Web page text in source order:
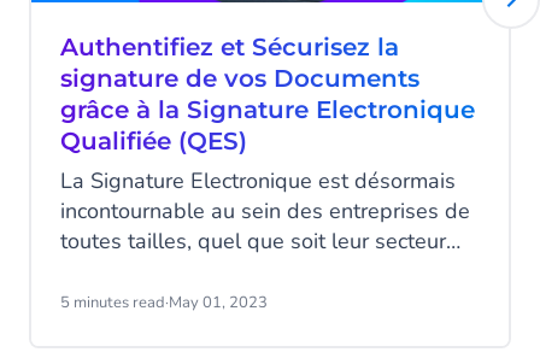
Authentifiez et Sécurisez la
signature de vos Documents
grâce à la Signature Electronique
Qualifiée (QES)
La Signature Electronique est désormais
incontournable au sein des entreprises de
toutes tailles, quel que soit leur secteur
stocker des signatures électroniques de
5 minutes read·May 01, 2023